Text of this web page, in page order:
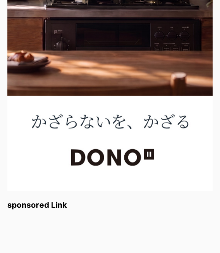
sponsored Link